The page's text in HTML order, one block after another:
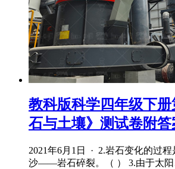
教科版科学四年级下
石与土壤》测试卷附答
2021年6月1日 · 2.岩石变化的过
沙——岩石碎裂。（ ） 3.由于太阳